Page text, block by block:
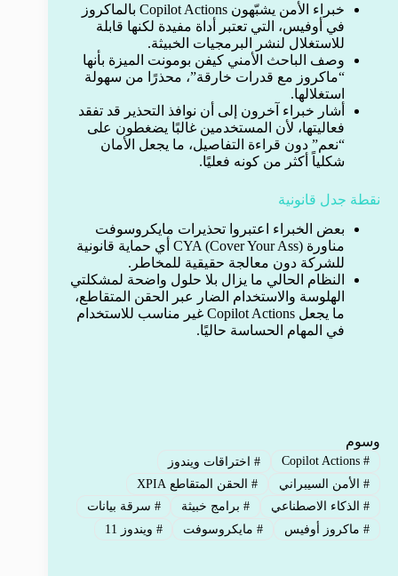
خبراء الأمن يشبّهون Copilot Actions بالماكروز
في أوفيس، التي تعتبر أداة مفيدة لكنها قابلة
للاستغلال لنشر البرمجيات الخبيثة.
وصف الباحث الأمني كيفن بومونت الميزة بأنها
“ماكروز مع قدرات خارقة”، محذرًا من سهولة
استغلالها.
أشار خبراء آخرون إلى أن نوافذ التحذير قد تفقد
فعاليتها، لأن المستخدمين غالبًا يضغطون على
“نعم” دون قراءة التفاصيل، ما يجعل الأمان
شكلياً أكثر من كونه فعليًا.
نقطة جدل قانونية
بعض الخبراء اعتبروا تحذيرات مايكروسوفت
مناورة CYA (Cover Your Ass) أي حماية قانونية
للشركة دون معالجة حقيقية للمخاطر.
النظام الحالي ما يزال بلا حلول واضحة لمشكلتي
الهلوسة والاستخدام الضار عبر الحقن المتقاطع،
ما يجعل Copilot Actions غير مناسب للاستخدام
في المهام الحساسة حاليًا.
وسوم
#
Copilot Actions
#اختراقات ويندوز
#الأمن السيبراني #الحقن المتقاطع XPIA
#الذكاء الاصطناعي #برامج خبيثة # سرقة بيانات
#ماكروز أوفيس #مايكروسوفت # ويندوز 11